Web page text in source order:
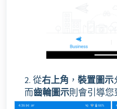
2. 從右上角 ， 裝置圖示
而齒輪圖示則會引導您